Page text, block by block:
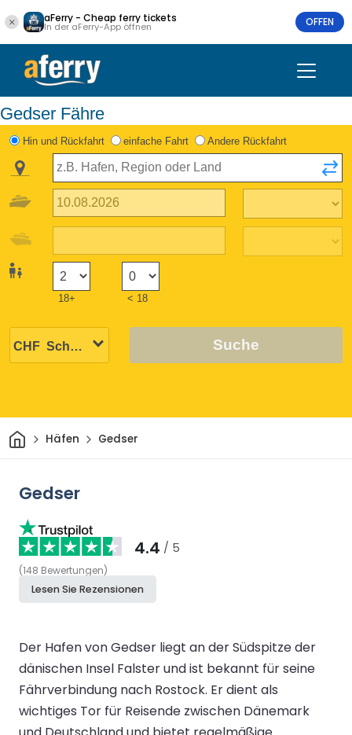
aFerry - Cheap ferry tickets
In der aFerry-App öffnen OFFEN
Gedser Fähre
Hin und Rückfahrt einfache Fahrt Andere Rückfahrt
18+ < 18
Suche
HeimHäfen Gedser
Gedser
4.4 / 5
(148 Bewertungen)
Lesen Sie Rezensionen
Der Hafen von Gedser liegt an der Südspitze der
dänischen Insel Falster und ist bekannt für seine
Fährverbindung nach Rostock. Er dient als
wichtiges Tor für Reisende zwischen Dänemark